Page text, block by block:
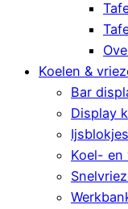
Koelen &
Bar
Display
Koel- en